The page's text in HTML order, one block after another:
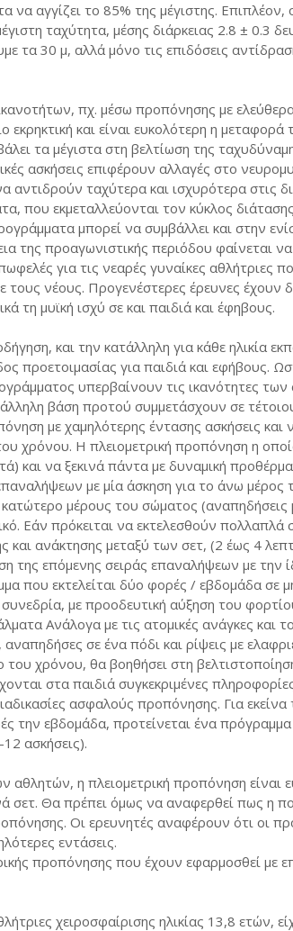
να αγγίζει το 85% της μέγιστης.
ταχύτητα, μέσης διάρκειας 2.8 ± 0.3
τα 30 μ, αλλά μόνο τις επιδόσεις
πχ. μέσω προπόνησης με
εκρηκτική και είναι ευκολότερη η μεταφορά
τα μέγιστα στη βελτίωση της
ασκήσεις επιφέρουν αλλαγές στο
ταχύτερα και ισχυρότερα στις
που εκμεταλλεύονται τον κύκλος
μπορεί να συμβάλλει και στην
της προαγωνιστικής περιόδου φαίνεται
για τις νεαρές γυναίκες αθλήτριες
νέους. Προγενέστερες έρευνες έχουν
τη μυϊκή ισχύ σε και παιδιά και έφηβους.
και την κατάλληλη για κάθε ηλικία
προετοιμασίας για παιδιά και εφήβους.
υπερβαίνουν τις ικανότητες
βάση προτού συμμετάσχουν σε
με χαμηλότερης έντασης ασκήσεις
χρόνου. Η πλειομετρική προπόνηση η
και να ξεκινά πάντα με δυναμική
με μία άσκηση για το άνω
κατώτερο μέρους του σώματος
Εάν πρόκειται να εκτελεσθούν πολλαπλά
ανάκτησης μεταξύ των σετ, (2 έως 4
της επόμενης σειράς επαναλήψεων με την
που εκτελείται δύο φορές / εβδομάδα σε
με προοδευτική αύξηση του
Ανάλογα με τις ατομικές ανάγκες και
σε ένα πόδι και ρίψεις με
χρόνου, θα βοηθήσει στη
στα παιδιά συγκεκριμένες
ασφαλούς προπόνησης. Για
την εβδομάδα, προτείνεται ένα
ασκήσεις).
η πλειομετρική προπόνηση είναι
Θα πρέπει όμως να αναφερθεί πως η
Οι ερευνητές αναφέρουν ότι οι
εντάσεις.
προπόνησης που έχουν εφαρμοσθεί με
χειροσφαίρισης ηλικίας 13,8 ετών,